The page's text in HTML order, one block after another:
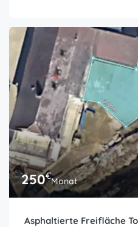
250€Monat
Asphaltierte Freifläche